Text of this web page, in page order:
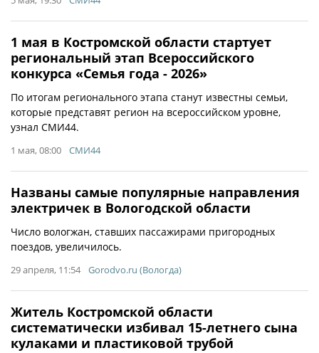
1 мая в Костромской области стартует
региональный этап Всероссийского
конкурса «Семья года - 2026»
По итогам регионального этапа станут известны семьи,
которые представят регион на всероссийском уровне,
узнал СМИ44.
1 мая, 08:00 СМИ44
Названы самые популярные направления
электричек в Вологодской области
Число вологжан, ставших пассажирами пригородных
поездов, увеличилось.
29 апреля, 11:54 Gorodvo.ru (Вологда)
Житель Костромской области
систематически избивал 15-летнего сына
кулаками и пластиковой трубой